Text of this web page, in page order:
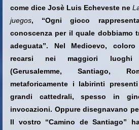
come dice Josè Luis Echeveste ne
juegos, “Ogni gioco
conoscenza per il quale dobbiamo
adeguata”. Nel Medioevo,
recarsi nei maggiori luoghi
(Gerusalemme, Santiago,
metaforicamente i labirinti
grandi cattedrali, spesso in
invocazioni. Oppure disegnavano
Il vostro “Camino de Santiago”